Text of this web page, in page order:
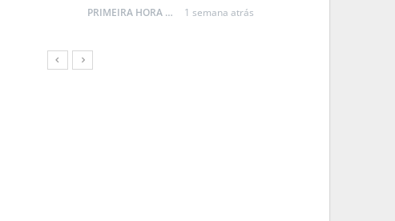
PRIMEIRA HORA ONLINE 1 semana atrás